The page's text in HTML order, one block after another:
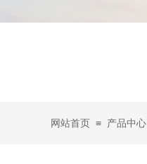
网站首页 ≡ 产品中心